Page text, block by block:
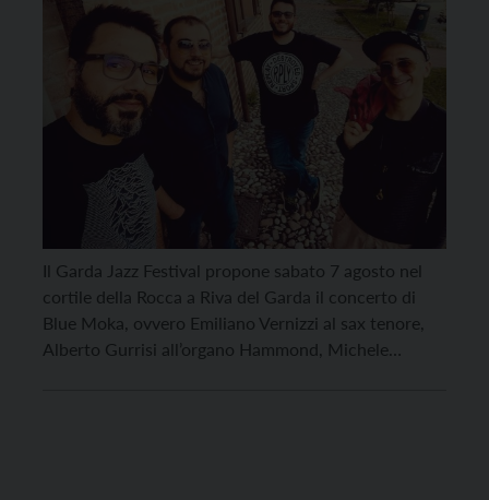
Il Garda Jazz Festival propone sabato 7 agosto nel
cortile della Rocca a Riva del Garda il concerto di
Blue Moka, ovvero Emiliano Vernizzi al sax tenore,
Alberto Gurrisi all’organo Hammond, Michele